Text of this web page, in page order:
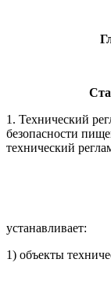
1. Технический
безопасности
технический
устанавливает:
1) объекты